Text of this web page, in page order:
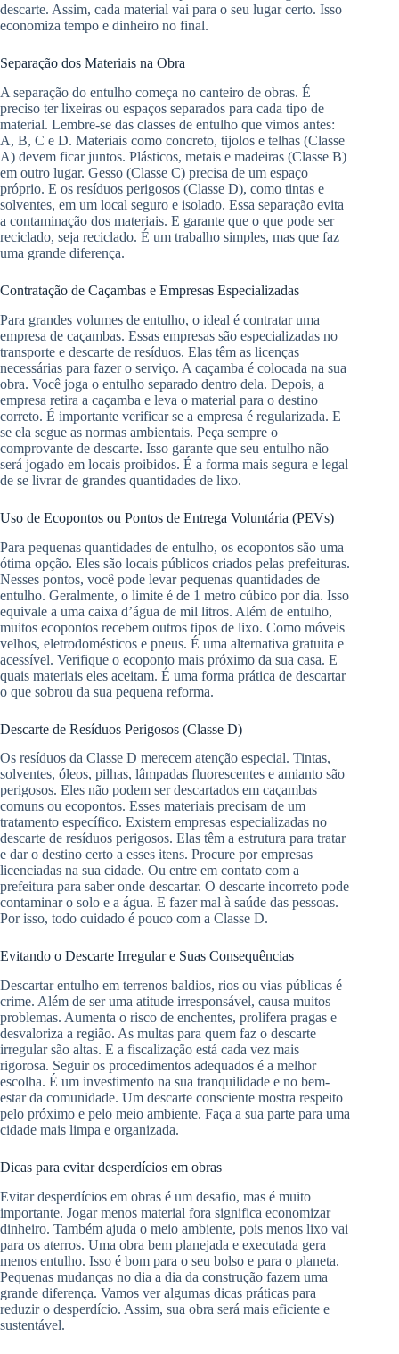
descarte. Assim, cada material vai para o seu lugar certo. Isso
economiza tempo e dinheiro no final.
Separação dos Materiais na Obra
A separação do entulho começa no canteiro de obras. É
preciso ter lixeiras ou espaços separados para cada tipo de
material. Lembre-se das classes de entulho que vimos antes:
A, B, C e D. Materiais como concreto, tijolos e telhas (Classe
A) devem ficar juntos. Plásticos, metais e madeiras (Classe B)
em outro lugar. Gesso (Classe C) precisa de um espaço
próprio. E os resíduos perigosos (Classe D), como tintas e
solventes, em um local seguro e isolado. Essa separação evita
a contaminação dos materiais. E garante que o que pode ser
reciclado, seja reciclado. É um trabalho simples, mas que faz
uma grande diferença.
Contratação de Caçambas e Empresas Especializadas
Para grandes volumes de entulho, o ideal é contratar uma
empresa de caçambas. Essas empresas são especializadas no
transporte e descarte de resíduos. Elas têm as licenças
necessárias para fazer o serviço. A caçamba é colocada na sua
obra. Você joga o entulho separado dentro dela. Depois, a
empresa retira a caçamba e leva o material para o destino
correto. É importante verificar se a empresa é regularizada. E
se ela segue as normas ambientais. Peça sempre o
comprovante de descarte. Isso garante que seu entulho não
será jogado em locais proibidos. É a forma mais segura e legal
de se livrar de grandes quantidades de lixo.
Uso de Ecopontos ou Pontos de Entrega Voluntária (PEVs)
Para pequenas quantidades de entulho, os ecopontos são uma
ótima opção. Eles são locais públicos criados pelas prefeituras.
Nesses pontos, você pode levar pequenas quantidades de
entulho. Geralmente, o limite é de 1 metro cúbico por dia. Isso
equivale a uma caixa d’água de mil litros. Além de entulho,
muitos ecopontos recebem outros tipos de lixo. Como móveis
velhos, eletrodomésticos e pneus. É uma alternativa gratuita e
acessível. Verifique o ecoponto mais próximo da sua casa. E
quais materiais eles aceitam. É uma forma prática de descartar
o que sobrou da sua pequena reforma.
Descarte de Resíduos Perigosos (Classe D)
Os resíduos da Classe D merecem atenção especial. Tintas,
solventes, óleos, pilhas, lâmpadas fluorescentes e amianto são
perigosos. Eles não podem ser descartados em caçambas
comuns ou ecopontos. Esses materiais precisam de um
tratamento específico. Existem empresas especializadas no
descarte de resíduos perigosos. Elas têm a estrutura para tratar
e dar o destino certo a esses itens. Procure por empresas
licenciadas na sua cidade. Ou entre em contato com a
prefeitura para saber onde descartar. O descarte incorreto pode
contaminar o solo e a água. E fazer mal à saúde das pessoas.
Por isso, todo cuidado é pouco com a Classe D.
Evitando o Descarte Irregular e Suas Consequências
Descartar entulho em terrenos baldios, rios ou vias públicas é
crime. Além de ser uma atitude irresponsável, causa muitos
problemas. Aumenta o risco de enchentes, prolifera pragas e
desvaloriza a região. As multas para quem faz o descarte
irregular são altas. E a fiscalização está cada vez mais
rigorosa. Seguir os procedimentos adequados é a melhor
escolha. É um investimento na sua tranquilidade e no bem-
estar da comunidade. Um descarte consciente mostra respeito
pelo próximo e pelo meio ambiente. Faça a sua parte para uma
cidade mais limpa e organizada.
Dicas para evitar desperdícios em obras
Evitar desperdícios em obras é um desafio, mas é muito
importante. Jogar menos material fora significa economizar
dinheiro. Também ajuda o meio ambiente, pois menos lixo vai
para os aterros. Uma obra bem planejada e executada gera
menos entulho. Isso é bom para o seu bolso e para o planeta.
Pequenas mudanças no dia a dia da construção fazem uma
grande diferença. Vamos ver algumas dicas práticas para
reduzir o desperdício. Assim, sua obra será mais eficiente e
sustentável.